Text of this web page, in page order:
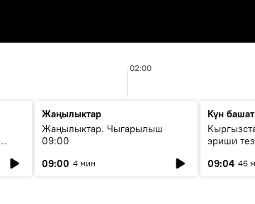
02:00
Жаңылыктар
Жаңылыктар. Чыгарылыш
09:00
09:00 4 мин
Күн башат
эриши
09:04 46